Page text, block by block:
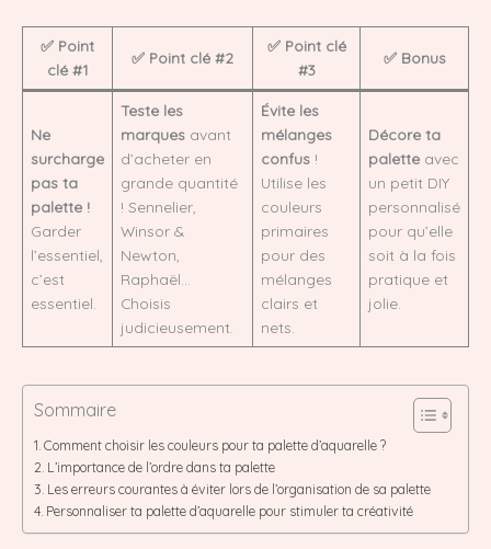
✅ Point
clé #1
✅ Point clé #2
✅ Point clé
#3
✅ Bonus
Ne
surcharge
pas ta
palette !
Garder
l’essentiel,
c’est
essentiel.
Teste les
marquesavant
d’acheter en
grande quantité
! Sennelier,
Winsor &
Newton,
Raphaël…
Choisis
judicieusement.
Évite les
mélanges
confus!
Utilise les
couleurs
primaires
pour des
mélanges
clairs et
nets.
Décore ta
paletteavec
un petit DIY
personnalisé
pour qu’elle
soit à la fois
pratique et
jolie.
Sommaire
Comment choisir les couleurs pour ta palette d’aquarelle ?
L’importance de l’ordre dans ta palette
Les erreurs courantes à éviter lors de l’organisation de sa palette
Personnaliser ta palette d’aquarelle pour stimuler ta créativité